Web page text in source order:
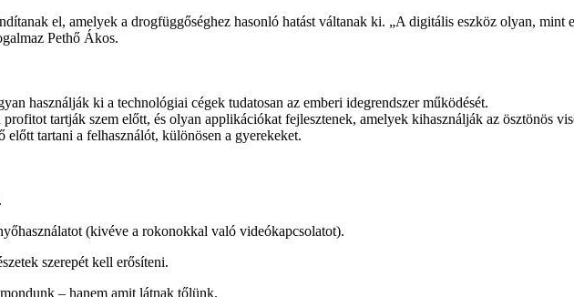
el, amelyek a drogfüggőséghez hasonló hatást váltanak ki. „A digitális eszköz olyan, mint
Pethő Ákos.
használják ki a technológiai cégek tudatosan az emberi idegrendszer működését.
tartják szem előtt, és olyan applikációkat fejlesztenek, amelyek kihasználják az ösztönös
tartani a felhasználót, különösen a gyerekeket.
(kivéve a rokonokkal való videókapcsolatot).
szerepét kell erősíteni.
– hanem amit látnak tőlünk.